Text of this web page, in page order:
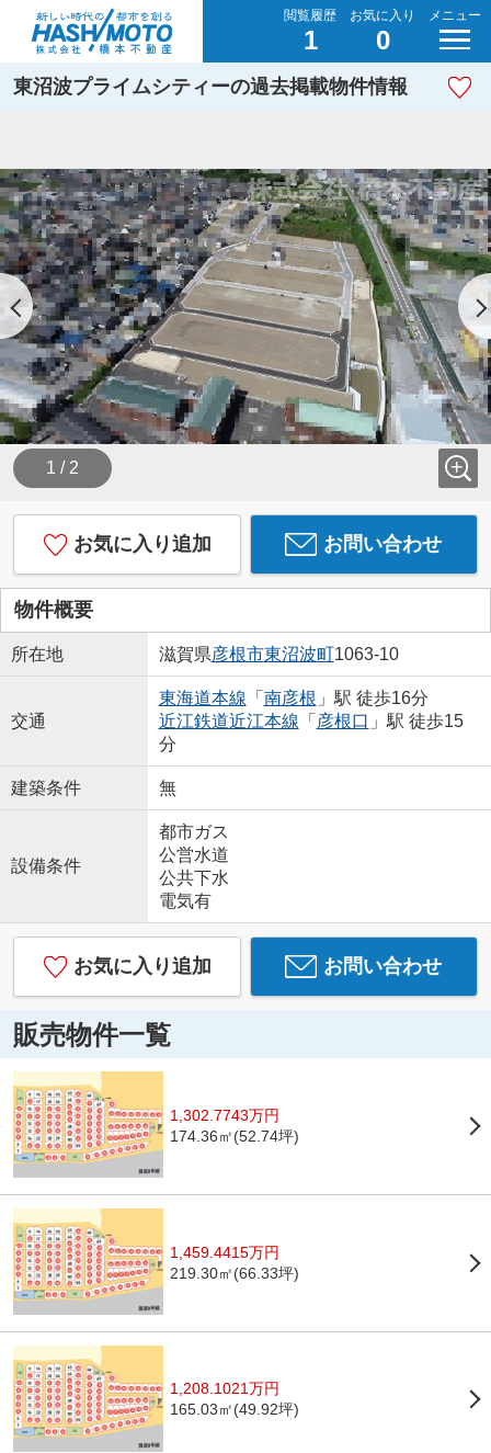
閲覧履歴
1
お気に入り
0
メニュー
東沼波プライムシティーの過去掲載物件情報
1 / 2
お気に入り追加 お問い合わせ
物件概要
所在地 滋賀県彦根市東沼波町1063-10
交通
東海道本線 「 南彦根 」駅 徒歩16分
近江鉄道近江本線 「 彦根口 」駅 徒歩15
分
建築条件 無
設備条件
都市ガス
公営水道
公共下水
電気有
お気に入り追加 お問い合わせ
販売物件一覧
1,302.7743万円
174.36㎡(52.74坪)
1,459.4415万円
219.30㎡(66.33坪)
1,208.1021万円
165.03㎡(49.92坪)